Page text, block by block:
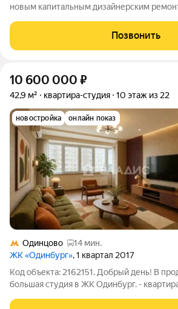
новым капитальным дизайнерским
просторная комната с функциональным
совмещённый санузел с душевой кабиной,
Позвонить
10 600 000 ₽
42,9 м² квартира-студия 10 этаж из 22
новостройка онлайн показ
Одинцово
14 мин.
ЖК «Одинбург», 1 квартал 2017
Код объекта: 2162151. Добрый день! В
большая студия в ЖК Одинбург. -